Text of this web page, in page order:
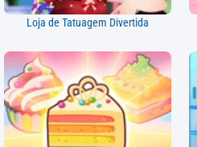
Loja de Tatuagem Divertida